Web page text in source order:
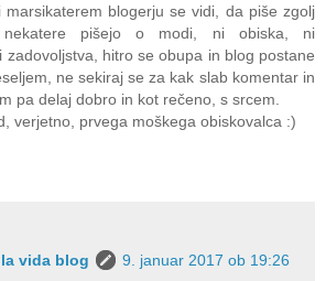
blogerju se vidi, da piše zgolj
nekatere pišejo o modi, ni obiska, ni
zadovoljstva, hitro se obupa in blog postane
ne sekiraj se za kak slab komentar in
pa delaj dobro in kot rečeno, s srcem.
verjetno, prvega moškega obiskovalca :)
vida blog
9. januar 2017 ob 19:26